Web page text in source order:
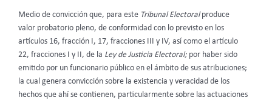
Medio de convicción que, para este Tribunal Electoralproduce
valor probatorio pleno, de conformidad con lo previsto en los
artículos 16, fracción I, 17, fracciones III y IV, así como el artículo
22, fracciones I y II, de la Ley de Justicia Electoral; por haber sido
emitido por un funcionario público en el ámbito de sus atribuciones;
la cual genera convicción sobre la existencia y veracidad de los
hechos que ahí se contienen, particularmente sobre las actuaciones